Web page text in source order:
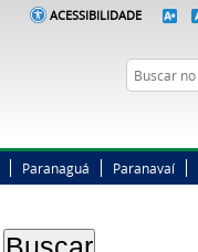
ACESSIBILIDADE
Busca
Paranaguá Paranavaí